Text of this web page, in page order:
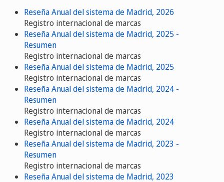
Reseña Anual del sistema de Madrid, 2026
Registro internacional de marcas
Reseña Anual del sistema de Madrid, 2025 -
Resumen
Registro internacional de marcas
Reseña Anual del sistema de Madrid, 2025
Registro internacional de marcas
Reseña Anual del sistema de Madrid, 2024 -
Resumen
Registro internacional de marcas
Reseña Anual del sistema de Madrid, 2024
Registro internacional de marcas
Reseña Anual del sistema de Madrid, 2023 -
Resumen
Registro internacional de marcas
Reseña Anual del sistema de Madrid, 2023